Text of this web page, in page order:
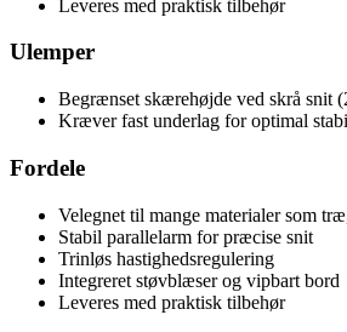
Leveres med praktisk tilbehør
Ulemper
Begrænset skærehøjde ved skrå snit
Kræver fast underlag for optimal
Fordele
Velegnet til mange materialer som
Stabil parallelarm for præcise snit
Trinløs hastighedsregulering
Integreret støvblæser og vipbart bord
Leveres med praktisk tilbehør